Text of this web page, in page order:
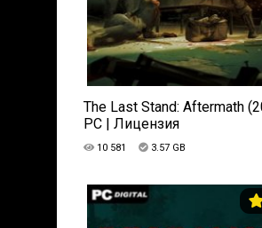
The Last Stand: Aftermath
PC | Лицензия
10 581 3.57 GB